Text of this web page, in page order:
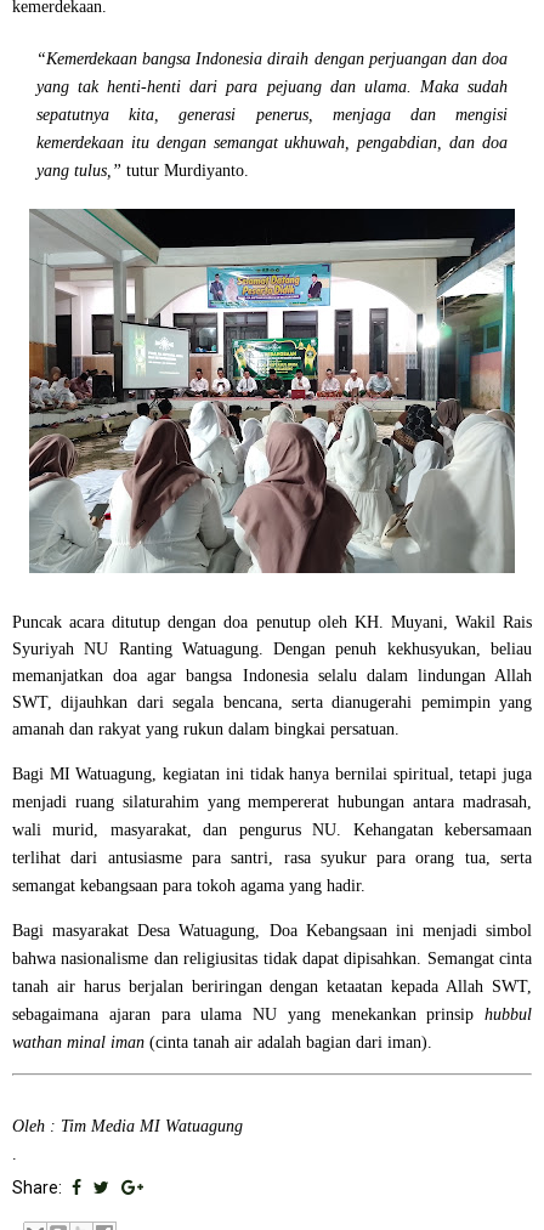
kemerdekaan.
“Kemerdekaan bangsa Indonesia diraih dengan perjuangan dan doa
yang tak henti-henti dari para pejuang dan ulama. Maka sudah
sepatutnya kita, generasi penerus, menjaga dan mengisi
kemerdekaan itu dengan semangat ukhuwah, pengabdian, dan doa
yang tulus,” tutur Murdiyanto.
Puncak acara ditutup dengan doa penutup oleh KH. Muyani , Wakil Rais
Syuriyah NU Ranting Watuagung. Dengan penuh kekhusyukan, beliau
memanjatkan doa agar bangsa Indonesia selalu dalam lindungan Allah
SWT, dijauhkan dari segala bencana, serta dianugerahi pemimpin yang
amanah dan rakyat yang rukun dalam bingkai persatuan.
Bagi MI Watuagung, kegiatan ini tidak hanya bernilai spiritual, tetapi juga
menjadi ruang silaturahim yang mempererat hubungan antara madrasah,
wali murid, masyarakat, dan pengurus NU. Kehangatan kebersamaan
terlihat dari antusiasme para santri, rasa syukur para orang tua, serta
semangat kebangsaan para tokoh agama yang hadir.
Bagi masyarakat Desa Watuagung, Doa Kebangsaan ini menjadi simbol
bahwanasionalisme dan religiusitas tidak dapat dipisahkan . Semangat cinta
tanah air harus berjalan beriringan dengan ketaatan kepada Allah SWT,
sebagaimana ajaran para ulama NU yang menekankan prinsip hubbul
wathan minal iman (cinta tanah air adalah bagian dari iman).
Oleh : Tim Media MI Watuagung
Share: